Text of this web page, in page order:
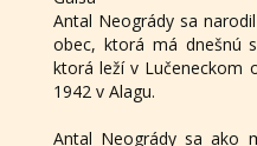
Antal Neogrády sa
obec, ktorá má dnešnú
ktorá leží v Lučeneckom
1942 v Alagu.
Antal Neogrády sa ako